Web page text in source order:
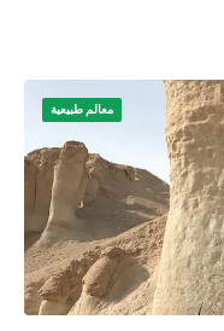
معالم طبيعية